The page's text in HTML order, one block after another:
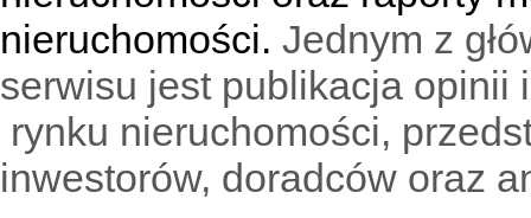
nieruchomości. Jednym z
serwisu jest publikacja
rynku nieruchomości,
inwestorów, doradców oraz